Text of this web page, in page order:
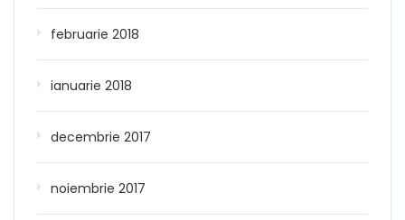
februarie 2018
ianuarie 2018
decembrie 2017
noiembrie 2017